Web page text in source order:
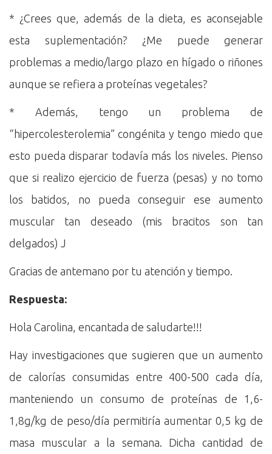
* ¿Crees que, además de la dieta, es aconsejable
esta suplementación? ¿Me puede generar
problemas a medio/largo plazo en hígado o riñones
aunque se refiera a proteínas vegetales?
* Además, tengo un problema de
“hipercolesterolemia” congénita y tengo miedo que
esto pueda disparar todavía más los niveles. Pienso
que si realizo ejercicio de fuerza (pesas) y no tomo
los batidos, no pueda conseguir ese aumento
muscular tan deseado (mis bracitos son tan
delgados) J
Gracias de antemano por tu atención y tiempo.
Respuesta:
Hola Carolina, encantada de saludarte!!!
Hay investigaciones que sugieren que un aumento
de calorías consumidas entre 400-500 cada día,
manteniendo un consumo de proteínas de 1,6-
1,8g/kg de peso/día permitiría aumentar 0,5 kg de
masa muscular a la semana. Dicha cantidad de